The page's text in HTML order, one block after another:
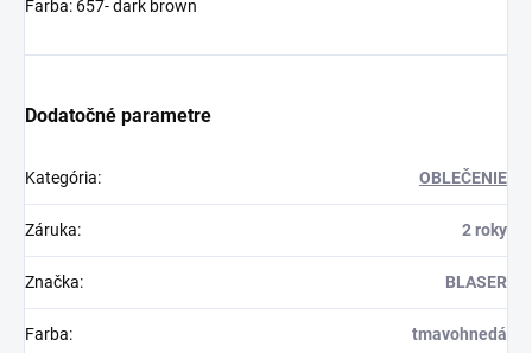
Farba: 657- dark brown
Dodatočné parametre
Kategória: OBLEČENIE
Záruka: 2 roky
Značka: BLASER
Farba: tmavohnedá